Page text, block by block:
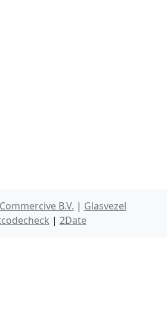
B.V. | Glasvezel
| 2Date